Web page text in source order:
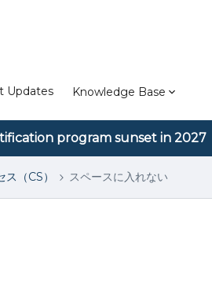
Updates Knowledge Base
program sunset in 2027
（CS） スペースに入れない